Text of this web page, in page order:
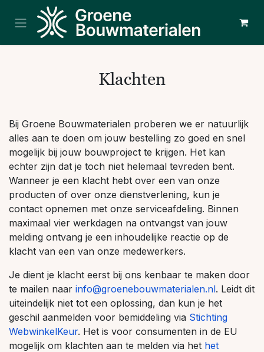
Overslaan naar inhoud
Klachten
Bij Groene Bouwmaterialen proberen we er natuurlijk
alles aan te doen om jouw bestelling zo goed en snel
mogelijk bij jouw bouwproject te krijgen. Het kan
echter zijn dat je toch niet helemaal tevreden bent.
Wanneer je een klacht hebt over een van onze
producten of over onze dienstverlening, kun je
contact opnemen met onze serviceafdeling. Binnen
maximaal vier werkdagen na ontvangst van jouw
melding ontvang je een inhoudelijke reactie op de
klacht van een van onze medewerkers.
Je dient je klacht eerst bij ons kenbaar te maken door
te mailen naar info@groenebouwmaterialen.nl. Leidt dit
uiteindelijk niet tot een oplossing, dan kun je het
geschil aanmelden voor bemiddeling via Stichting
WebwinkelKeur. Het is voor consumenten in de EU
mogelijk om klachten aan te melden via het het